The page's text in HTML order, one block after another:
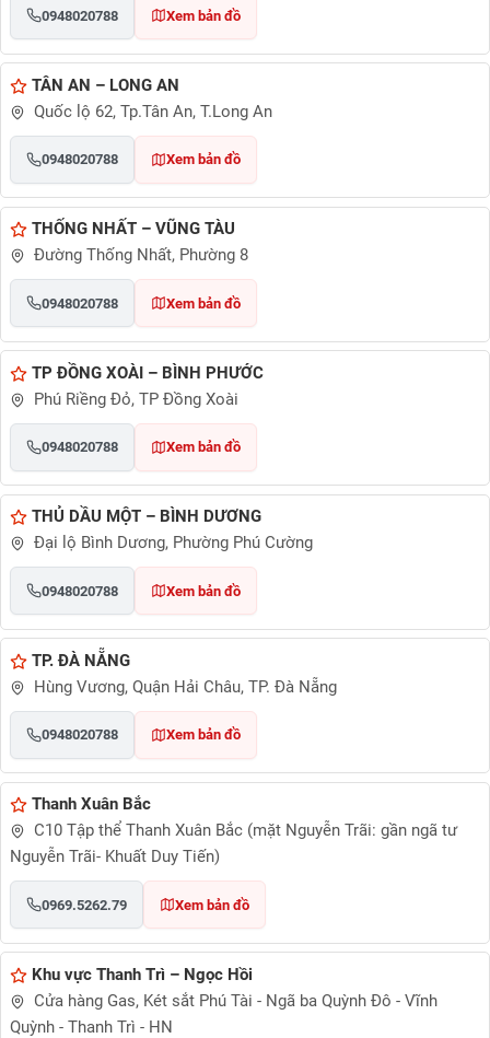
0948020788 Xem bản đồ
TÂN AN – LONG AN
Quốc lộ 62, Tp.Tân An, T.Long An
0948020788 Xem bản đồ
THỐNG NHẤT – VŨNG TÀU
Đường Thống Nhất, Phường 8
0948020788 Xem bản đồ
TP ĐỒNG XOÀI – BÌNH PHƯỚC
Phú Riềng Đỏ, TP Đồng Xoài
0948020788 Xem bản đồ
THỦ DẦU MỘT – BÌNH DƯƠNG
Đại lộ Bình Dương, Phường Phú Cường
0948020788 Xem bản đồ
TP. ĐÀ NẴNG
Hùng Vương, Quận Hải Châu, TP. Đà Nẵng
0948020788 Xem bản đồ
Thanh Xuân Bắc
C10 Tập thể Thanh Xuân Bắc (mặt Nguyễn Trãi: gần ngã tư
Nguyễn Trãi- Khuất Duy Tiến)
0969.5262.79 Xem bản đồ
Khu vực Thanh Trì – Ngọc Hồi
Cửa hàng Gas, Két sắt Phú Tài - Ngã ba Quỳnh Đô - Vĩnh
Quỳnh - Thanh Trì - HN